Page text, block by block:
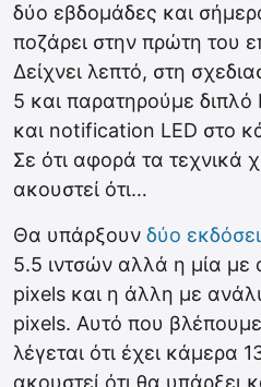
δύο εβδομάδες και
ποζάρει στην πρώτη του
Δείχνει λεπτό, στη
5 και παρατηρούμε
και notification LED στο
Σε ότι αφορά τα τεχνικά
ακουστεί ότι…
Θα υπάρξουν δύο
5.5 ιντσών αλλά η μία
pixels και η άλλη με
pixels. Αυτό που
λέγεται ότι έχει κάμερα
ακουστεί ότι θα υπάρξει